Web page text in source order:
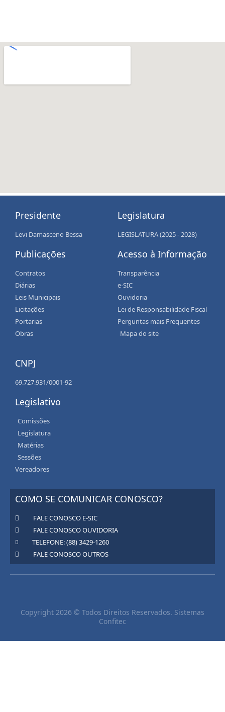
Presidente
Levi Damasceno Bessa
Publicações
Contratos
Diárias
Leis Municipais
Licitações
Portarias
Obras
Legislatura
LEGISLATURA (2025 - 2028)
Acesso à Informação
Transparência
e-SIC
Ouvidoria
Lei de Responsabilidade Fiscal
Perguntas mais Frequentes
Mapa do site
CNPJ
69.727.931/0001-92
Legislativo
Comissões
Legislatura
Matérias
Sessões
Vereadores
COMO SE COMUNICAR CONOSCO?
FALE CONOSCO E-SIC
FALE CONOSCO OUVIDORIA
TELEFONE: (88) 3429-1260
FALE CONOSCO OUTROS
Copyright 2026 © Todos Direitos Reservados. Sistemas
Confitec